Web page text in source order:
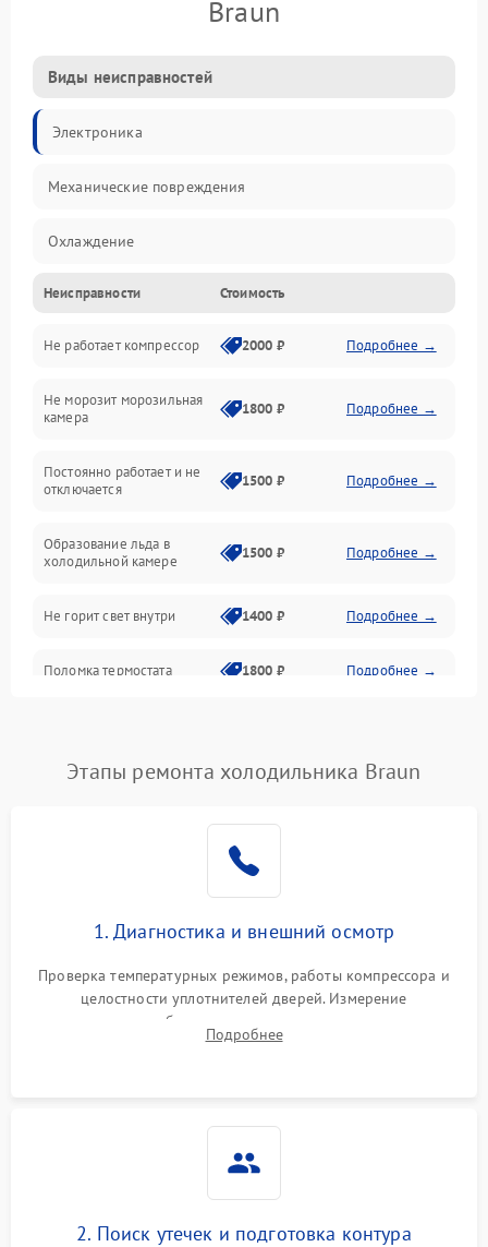
Braun
Виды неисправностей
Электроника
Механические повреждения
Охлаждение
Механика
Электропитание
Дренаж
Неисправности Стоимость
Не работает компрессор 2000 ₽ Подробнее →
Не морозит морозильная
камера
1800 ₽ Подробнее →
Постоянно работает и не
отключается
1500 ₽ Подробнее →
Образование льда в
холодильной камере
1500 ₽ Подробнее →
Не горит свет внутри 1400 ₽ Подробнее →
Поломка термостата 1800 ₽ Подробнее →
Поломка системы No Frost 2600 ₽ Подробнее →
работе
2000 ₽ Подробнее →
1000 ₽
1800 ₽
Этапы ремонта холодильника Braun
1. Диагностика и внешний осмотр
Проверка температурных режимов, работы компрессора и
целостности уплотнителей дверей. Измерение
сопротивления обмоток мотора, проверка термостата и
считывание кодов ошибок с электронного дисплея.
Подробнее
2. Поиск утечек и подготовка контура